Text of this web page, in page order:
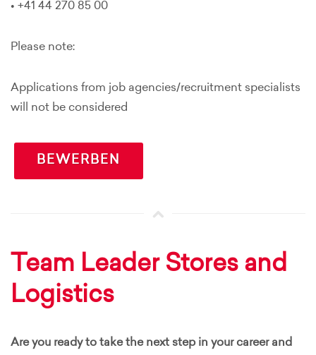
• +41 44 270 85 00
Please note:
Applications from job agencies/recruitment specialists
will not be considered
BEWERBEN
Team Leader Stores and
Logistics
Are you ready to take the next step in your career and